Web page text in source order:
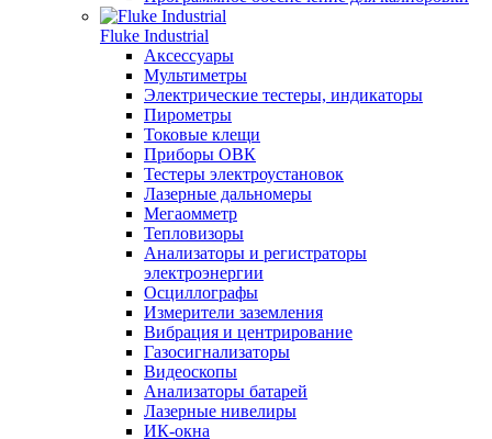
Fluke Industrial
Аксессуары
Мультиметры
Электрические тестеры, индикаторы
Пирометры
Токовые клещи
Приборы ОВК
Тестеры электроустановок
Лазерные дальномеры
Мегаомметр
Тепловизоры
Анализаторы и регистраторы
электроэнергии
Осциллографы
Измерители заземления
Вибрация и центрирование
Газосигнализаторы
Видеоскопы
Анализаторы батарей
Лазерные нивелиры
ИК-окна